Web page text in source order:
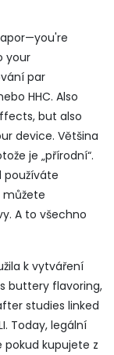
your
par
HHC. Also
but also
device. Většina
je „přírodní“.
používáte
můžete
A to všechno
k vytváření
buttery flavoring,
studies linked
Today, legální
pokud kupujete z